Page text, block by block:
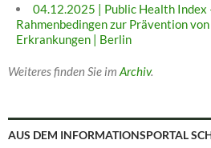
04.12.2025 | Public Health Index
Rahmenbedingen zur Prävention
Erkrankungen | Berlin
Weiteres finden Sie im Archiv.
AUS DEM INFORMATIONSPORTAL